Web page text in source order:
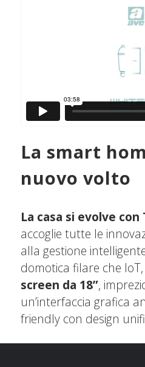
La smart
nuovo volto
La casa si evolve con
accoglie tutte le
alla gestione
domotica filare che
screen da 18”,
un’interfaccia grafica
friendly con design